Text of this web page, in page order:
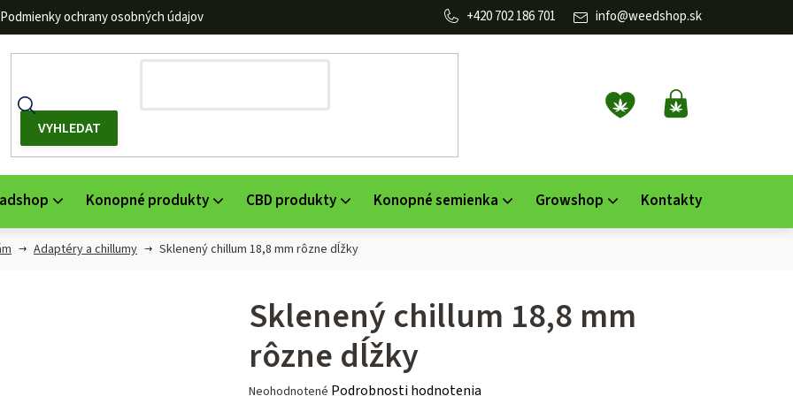
Podmienky ochrany osobných údajov info@weedshop.sk
702 186 701
NÁKUPNÝ
KOŠÍK
Konopné produkty CBD produkty Konopné semienka Growshop Kontakty
Adaptéry a chillumy Sklenený chillum 18,8 mm rôzne dĺžky
Sklenený chillum 18,8 mm
rôzne dĺžky
Priemerné
Neohodnotené Podrobnosti hodnotenia